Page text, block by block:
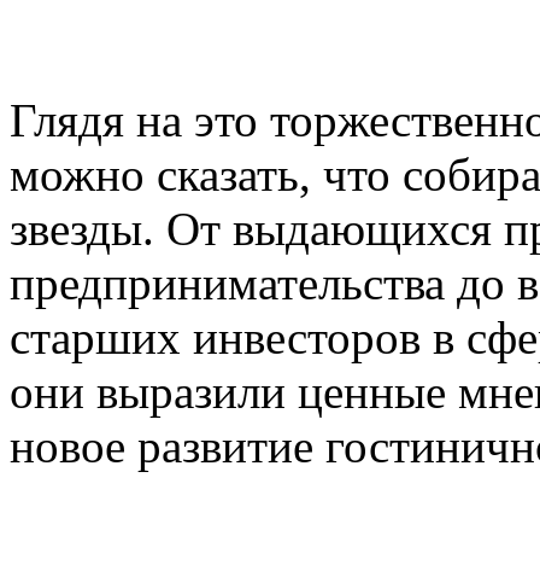
Глядя на это
можно сказать, что
звезды. От выдающихся
предпринимательства до
старших инвесторов в
они выразили ценные
новое развитие